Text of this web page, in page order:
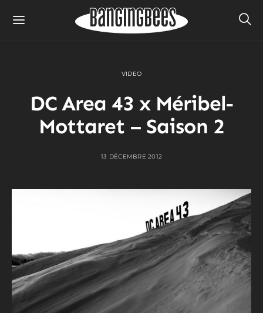
VIDEO
DC Area 43 x Méribel-
Mottaret – Saison 2
13 DÉCEMBRE 2012